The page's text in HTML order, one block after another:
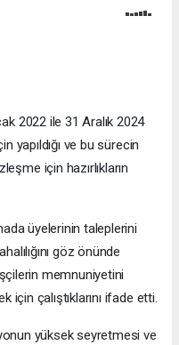
2022 ile 31 Aralık 2024
yapıldığı ve bu sürecin
için hazırlıkların
üyelerinin taleplerini
göz önünde
memnuniyetini
için çalıştıklarını ifade etti.
yüksek seyretmesi ve